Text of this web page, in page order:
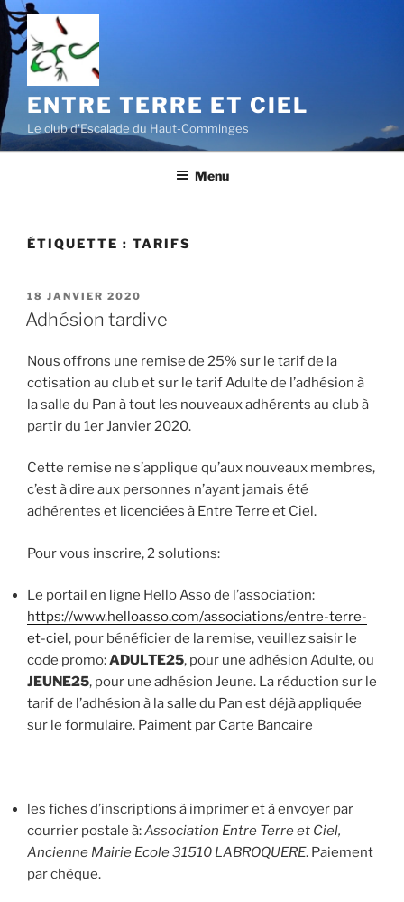
Aller
au
contenu
principal
ENTRE TERRE ET CIEL
Le club d'Escalade du Haut-Comminges
Menu
ÉTIQUETTE : TARIFS
PUBLIÉ
LE
18 JANVIER 2020
Adhésion tardive
Nous offrons une remise de 25% sur le tarif de la
cotisation au club et sur le tarif Adulte de l’adhésion à
la salle du Pan à tout les nouveaux adhérents au club à
partir du 1er Janvier 2020.
Cette remise ne s’applique qu’aux nouveaux membres,
c’est à dire aux personnes n’ayant jamais été
adhérentes et licenciées à Entre Terre et Ciel.
Pour vous inscrire, 2 solutions:
Le portail en ligne Hello Asso de l’association:
https://www.helloasso.com/associations/entre-terre-
et-ciel, pour bénéficier de la remise, veuillez saisir le
code promo:ADULTE25, pour une adhésion Adulte, ou
JEUNE25, pour une adhésion Jeune. La réduction sur le
tarif de l’adhésion à la salle du Pan est déjà appliquée
sur le formulaire. Paiment par Carte Bancaire
les fiches d’inscriptions à imprimer et à envoyer par
courrier postale à:Association Entre Terre et Ciel,
Ancienne Mairie Ecole 31510 LABROQUERE. Paiement
par chèque.